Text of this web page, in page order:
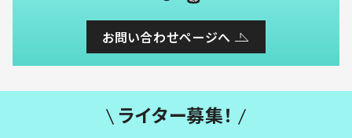
お問い合わせページへ
ライター募集！